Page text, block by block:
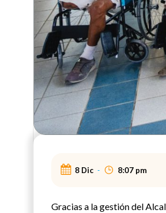
8 Dic - 8:07 pm
Gracias a la gestión del